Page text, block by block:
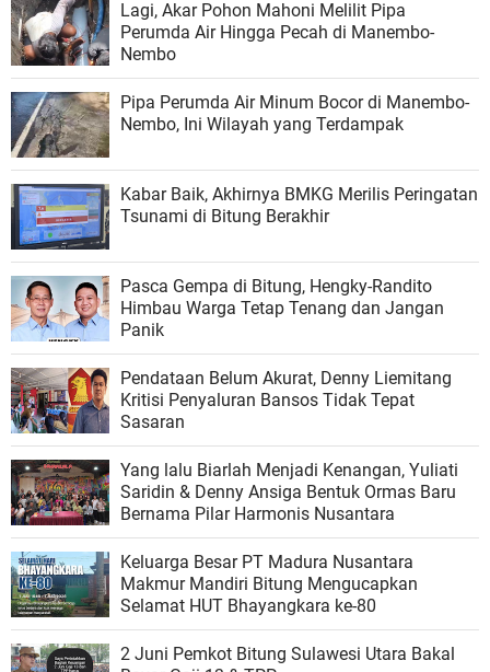
Lagi, Akar Pohon Mahoni Melilit Pipa
Perumda Air Hingga Pecah di Manembo-
Nembo
Pipa Perumda Air Minum Bocor di Manembo-
Nembo, Ini Wilayah yang Terdampak
Kabar Baik, Akhirnya BMKG Merilis Peringatan
Tsunami di Bitung Berakhir
Pasca Gempa di Bitung, Hengky-Randito
Himbau Warga Tetap Tenang dan Jangan
Panik
Pendataan Belum Akurat, Denny Liemitang
Kritisi Penyaluran Bansos Tidak Tepat
Sasaran
Yang lalu Biarlah Menjadi Kenangan, Yuliati
Saridin & Denny Ansiga Bentuk Ormas Baru
Bernama Pilar Harmonis Nusantara
Keluarga Besar PT Madura Nusantara
Makmur Mandiri Bitung Mengucapkan
Selamat HUT Bhayangkara ke-80
2 Juni Pemkot Bitung Sulawesi Utara Bakal